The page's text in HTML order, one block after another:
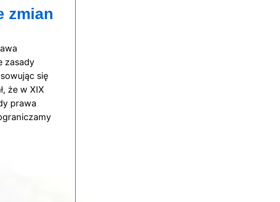
zmian
zasady
się
że w XIX
prawa